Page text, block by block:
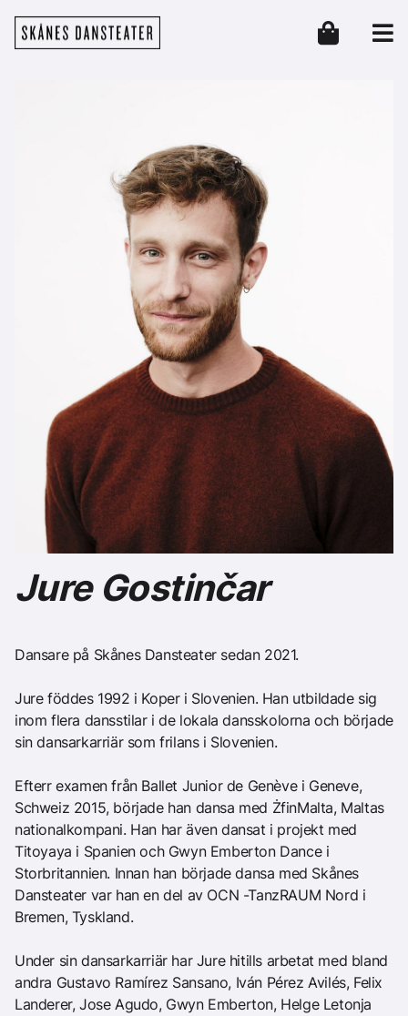
Skånes Dansteater
Header
Jure Gostinčar
Dansare på Skånes Dansteater sedan 2021.
Jure föddes 1992 i Koper i Slovenien. Han utbildade sig
inom flera dansstilar i de lokala dansskolorna och började
sin dansarkarriär som frilans i Slovenien.
Efterr examen från Ballet Junior de Genève i Geneve,
Schweiz 2015, började han dansa med ŻfinMalta, Maltas
nationalkompani. Han har även dansat i projekt med
Titoyaya i Spanien och Gwyn Emberton Dance i
Storbritannien. Innan han började dansa med Skånes
Dansteater var han en del av OCN -TanzRAUM Nord i
Bremen, Tyskland.
Under sin dansarkarriär har Jure hitills arbetat med bland
andra Gustavo Ramírez Sansano, Iván Pérez Avilés, Felix
Landerer, Jose Agudo, Gwyn Emberton, Helge Letonja